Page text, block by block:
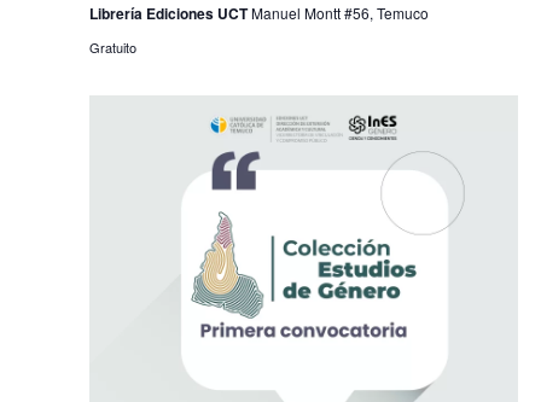
Librería Ediciones UCTManuel Montt #56, Temuco
Gratuito